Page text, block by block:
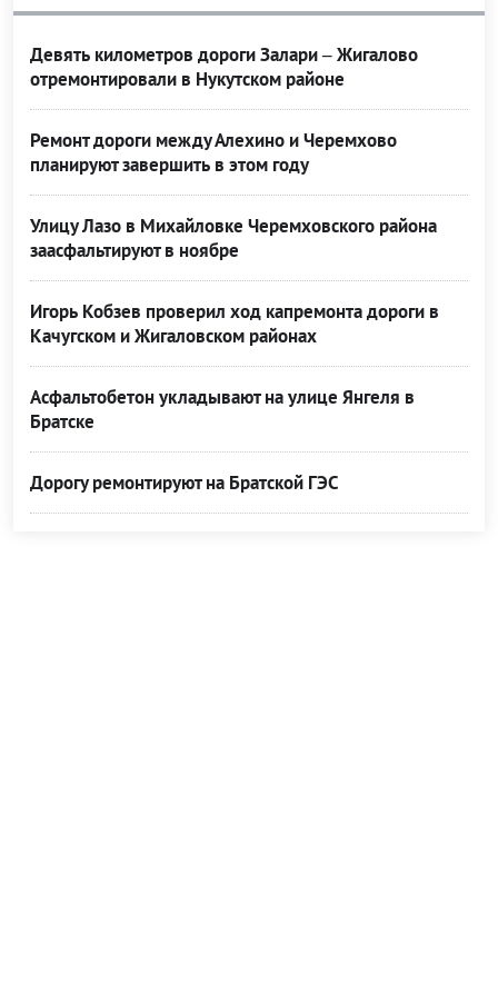
Девять километров дороги Залари – Жигалово
отремонтировали в Нукутском районе
Ремонт дороги между Алехино и Черемхово
планируют завершить в этом году
Улицу Лазо в Михайловке Черемховского района
заасфальтируют в ноябре
Игорь Кобзев проверил ход капремонта дороги в
Качугском и Жигаловском районах
Асфальтобетон укладывают на улице Янгеля в
Братске
Дорогу ремонтируют на Братской ГЭС